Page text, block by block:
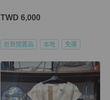
TWD 6,000
近新閒置品 本地 免運